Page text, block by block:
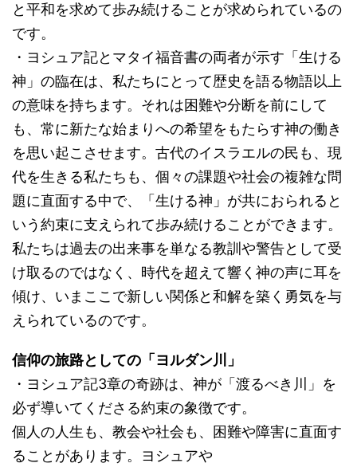
と平和を求めて歩み続けることが求められているの
です。
・ヨシュア記とマタイ福音書の両者が示す「生ける
神」の臨在は、私たちにとって歴史を語る物語以上
の意味を持ちます。それは困難や分断を前にして
も、常に新たな始まりへの希望をもたらす神の働き
を思い起こさせます。古代のイスラエルの民も、現
代を生きる私たちも、個々の課題や社会の複雑な問
題に直面する中で、「生ける神」が共におられると
いう約束に支えられて歩み続けることができます。
私たちは過去の出来事を単なる教訓や警告として受
け取るのではなく、時代を超えて響く神の声に耳を
傾け、いまここで新しい関係と和解を築く勇気を与
えられているのです。
信仰の旅路としての「ヨルダン川」
・ヨシュア記3章の奇跡は、神が「渡るべき川」を
必ず導いてくださる約束の象徴です。
個人の人生も、教会や社会も、困難や障害に直面す
ることがあります。ヨシュアや